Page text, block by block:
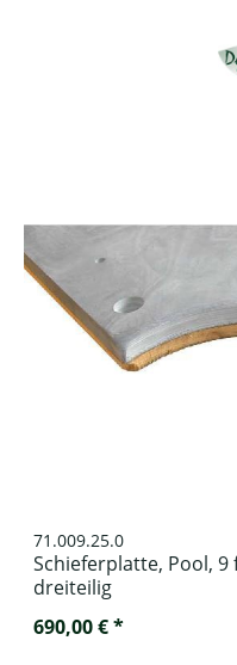
71.009.25.0
Schieferplatte, Pool, 9
dreiteilig
690,00 € *